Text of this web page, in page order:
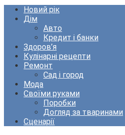
Новий рік
Дім
Авто
Кредит і банки
Здоров’я
Кулінарні рецепти
Ремонт
Сад і город
Мода
Своїми руками
Поробки
Догляд за тваринами
Сценарії